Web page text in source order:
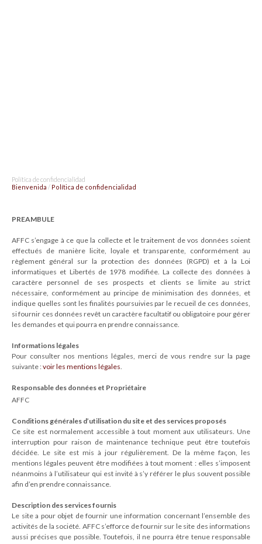
Política de confidencialidad
Bienvenida / Política de confidencialidad
PREAMBULE
AFFC s’engage à ce que la collecte et le traitement de vos données soient
effectués de manière licite, loyale et transparente, conformément au
règlement général sur la protection des données (RGPD) et à la Loi
informatiques et Libertés de 1978 modifiée. La collecte des données à
caractère personnel de ses prospects et clients se limite au strict
nécessaire, conformément au principe de minimisation des données, et
indique quelles sont les finalités poursuivies par le recueil de ces données,
si fournir ces données revêt un caractère facultatif ou obligatoire pour gérer
les demandes et qui pourra en prendre connaissance.
Informations légales
Pour consulter nos mentions légales, merci de vous rendre sur la page
suivante :voir les mentions légales.
Responsable des données et Propriétaire
AFFC
Conditions générales d’utilisation du site et des services proposés
Ce site est normalement accessible à tout moment aux utilisateurs. Une
interruption pour raison de maintenance technique peut être toutefois
décidée. Le site est mis à jour régulièrement. De la même façon, les
mentions légales peuvent être modifiées à tout moment : elles s’imposent
néanmoins à l’utilisateur qui est invité à s’y référer le plus souvent possible
afin d’en prendre connaissance.
Description des services fournis
Le site a pour objet de fournir une information concernant l’ensemble des
activités de la société. AFFC s’efforce de fournir sur le site des informations
aussi précises que possible. Toutefois, il ne pourra être tenue responsable